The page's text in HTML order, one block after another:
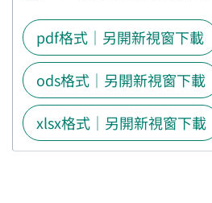
pdf格式｜另開新視窗下載
ods格式｜另開新視窗下載
xlsx格式｜另開新視窗下載